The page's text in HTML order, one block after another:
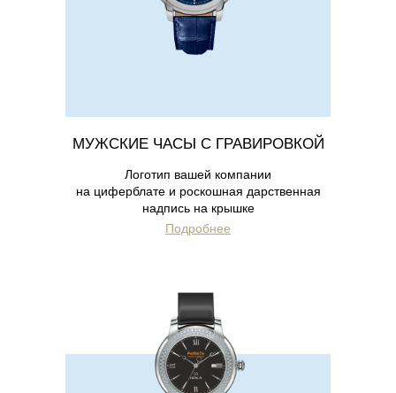
МУЖСКИЕ ЧАСЫ С ГРАВИРОВКОЙ
Логотип вашей компании
на циферблате и роскошная дарственная
надпись на крышке
Подробнее